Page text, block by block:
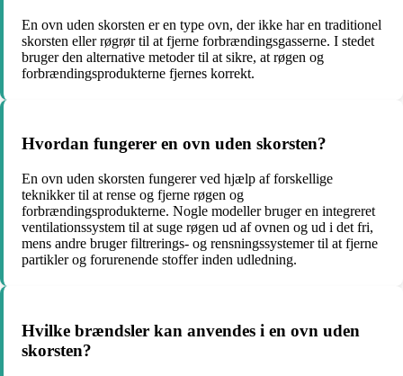
En ovn uden skorsten er en type ovn, der ikke har en traditionel
skorsten eller røgrør til at fjerne forbrændingsgasserne. I stedet
bruger den alternative metoder til at sikre, at røgen og
forbrændingsprodukterne fjernes korrekt.
Hvordan fungerer en ovn uden skorsten?
En ovn uden skorsten fungerer ved hjælp af forskellige
teknikker til at rense og fjerne røgen og
forbrændingsprodukterne. Nogle modeller bruger en integreret
ventilationssystem til at suge røgen ud af ovnen og ud i det fri,
mens andre bruger filtrerings- og rensningssystemer til at fjerne
partikler og forurenende stoffer inden udledning.
Hvilke brændsler kan anvendes i en ovn uden
skorsten?